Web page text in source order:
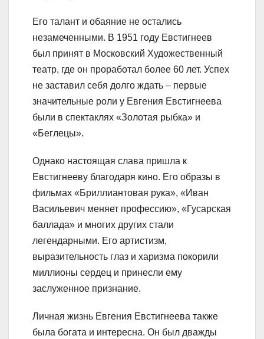
Его талант и обаяние не остались
незамеченными. В 1951 году Евстигнеев
был принят в Московский Художественный
театр, где он проработал более 60 лет. Успех
не заставил себя долго ждать – первые
значительные роли у Евгения Евстигнеева
были в спектаклях «Золотая рыбка» и
«Беглецы».
Однако настоящая слава пришла к
Евстигнееву благодаря кино. Его образы в
фильмах «Бриллиантовая рука», «Иван
Васильевич меняет профессию», «Гусарская
баллада» и многих других стали
легендарными. Его артистизм,
выразительность глаз и харизма покорили
миллионы сердец и принесли ему
заслуженное признание.
Личная жизнь Евгения Евстигнеева также
была богата и интересна. Он был дважды